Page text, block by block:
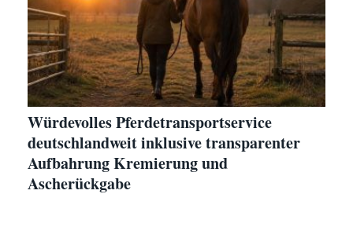
Würdevolles Pferdetransportservice
deutschlandweit inklusive transparenter
Aufbahrung Kremierung und
Ascherückgabe